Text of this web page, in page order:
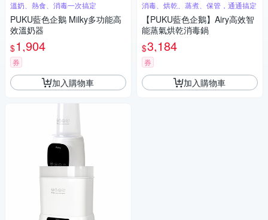
溫奶、熱食、消毒一次搞定
PUKU藍色企鵝 Milky多功能高
效溫奶器
$1,904
券
加入購物車
消毒、烘乾、蒸煮、保管，通通搞定
【PUKU藍色企鵝】Airy高效智
能蒸氣烘乾消毒鍋
$3,184
券
加入購物車